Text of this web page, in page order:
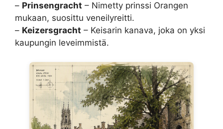
– Prinsengracht – Nimetty prinssi Orangen
mukaan, suosittu veneilyreitti.
– Keizersgracht – Keisarin kanava, joka on yksi
kaupungin leveimmistä.